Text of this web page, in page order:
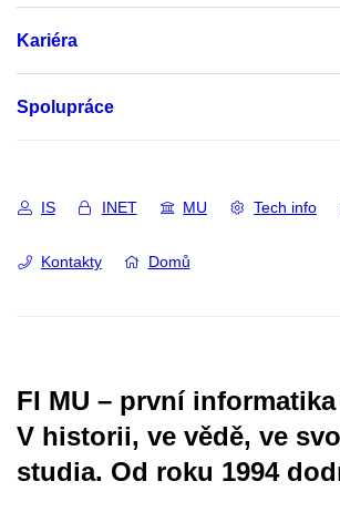
Kariéra
Spolupráce
IS INET MU Tech info
Kontakty Domů
FI MU – první informatika
V historii, ve vědě, ve
studia. Od roku 1994